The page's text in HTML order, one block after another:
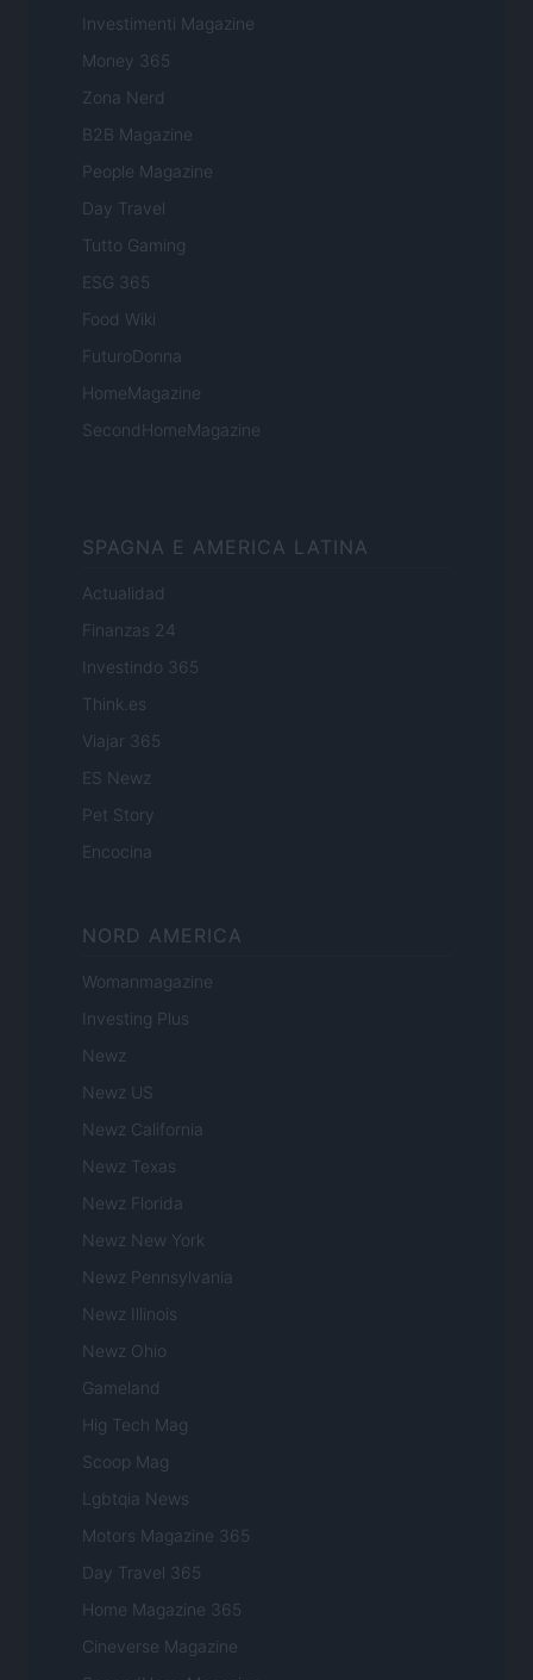
Investimenti Magazine
Money 365
Zona Nerd
B2B Magazine
People Magazine
Day Travel
Tutto Gaming
ESG 365
Food Wiki
FuturoDonna
HomeMagazine
SecondHomeMagazine
SPAGNA E AMERICA LATINA
Actualidad
Finanzas 24
Investindo 365
Think.es
Viajar 365
ES Newz
Pet Story
Encocina
NORD AMERICA
Womanmagazine
Investing Plus
Newz
Newz US
Newz California
Newz Texas
Newz Florida
Newz New York
Newz Pennsylvania
Newz Illinois
Newz Ohio
Gameland
Hig Tech Mag
Scoop Mag
Lgbtqia News
Motors Magazine 365
Day Travel 365
Home Magazine 365
Cineverse Magazine